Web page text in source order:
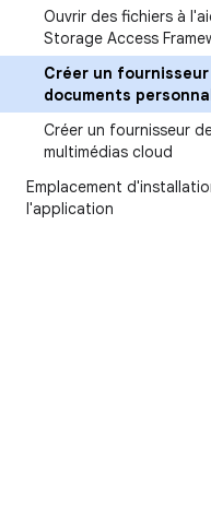
Ouvrir des fichiers à
Storage Access
Créer un fournisseur
documents
Créer un fournisseur
multimédias cloud
Emplacement
l'application